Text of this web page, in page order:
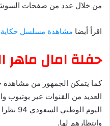
من خلال عدد من صفحات
اقرأ أيضا مشاهدة مسلسل حكاية ليلة
حفلة امال ماهر
كما يتمكن الجمهور من مشاهدة
العديد من القنوات عبر يوتيوب
اليوم
وانتظارهم لها.